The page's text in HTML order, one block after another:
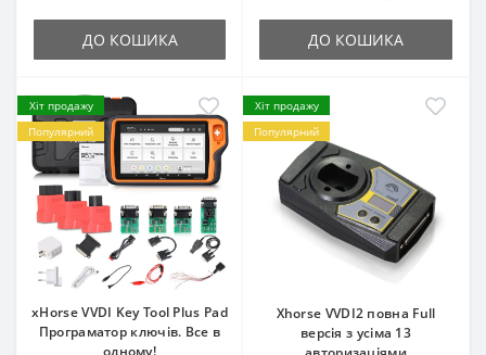
ДО КОШИКА ДО КОШИКА
Хіт продажу
Популярний
xHorse VVDI Key Tool Plus Pad
Програматор ключів. Все в
одному!
Хіт продажу
Популярний
Xhorse VVDI2 повна Full
версія з усіма 13